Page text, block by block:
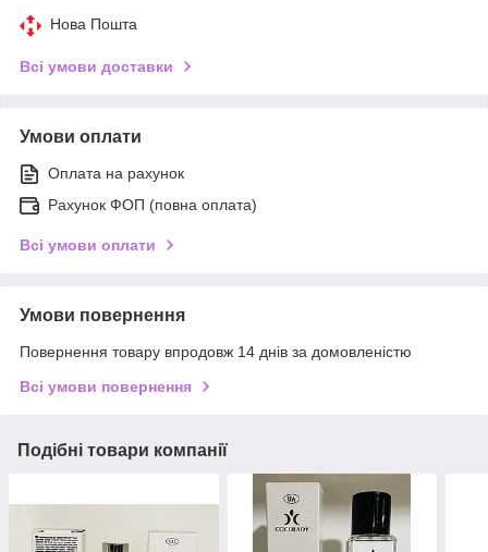
Нова Пошта
Всі умови доставки
Умови оплати
Оплата на рахунок
Рахунок ФОП (повна оплата)
Всі умови оплати
Умови повернення
Повернення товару впродовж 14 днів за домовленістю
Всі умови повернення
Подібні товари компанії